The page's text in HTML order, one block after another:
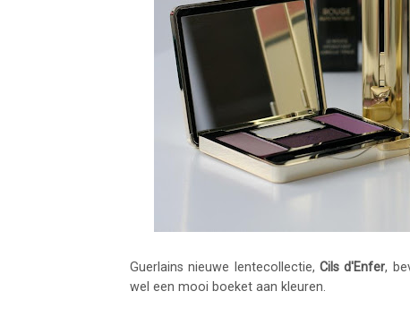
Guerlains nieuwe lentecollectie, Cils d'Enfer,
wel een mooi boeket aan kleuren.